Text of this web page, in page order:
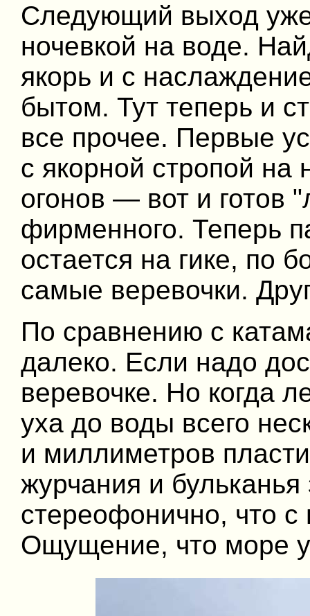
Следующий выход
ночевкой на воде.
якорь и с
бытом. Тут теперь и
все прочее. Первые
с якорной стропой на
огонов — вот и готов
фирменного. Теперь
остается на гике, по
самые веревочки.
По сравнению c
далеко. Если надо
веревочке. Но когда
уха до воды всего
и миллиметров
журчания и бульканья
стереофонично, что с
Ощущение, что море